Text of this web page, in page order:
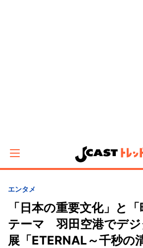
エンタメ
「日本の重要文化」と
テーマ 羽田空港でデジ
展「ETERNAL～千秒の